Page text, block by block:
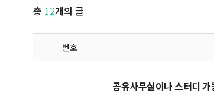
총 12개의 글
번호
공유사무실이나 스터디